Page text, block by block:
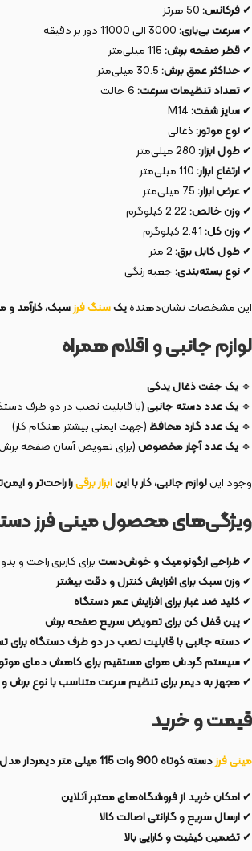
✔فرکانس:
✔سرعت بی‌باری:
✔قطر صفحه برش:
✔حداکثر عمق برش:
✔تعداد تنظیمات سرعت:
✔سایز شفت:
✔نوع موتور:ذغالی
✔طول ابزار:
✔ارتفاع ابزار:
✔عرض ابزار:
✔وزن خالص:
✔وزن کل:
✔طول کابل برق:
✔نوع بسته‌بندی:جعبه رنگی
این مشخصات نشان‌دهندهیکسنگ فرزسبک، کارآمد و
لوازم جانبی و اقلام همراه
🔹 یک جفت ذغال یدکی
🔹 یک عدد دسته جانبی(با قابلیت نصب در دو طرف
🔹 یک عدد گارد محافظ (جهت ایمنی بیشتر هنگام کار)
🔹 یک عدد آچار مخصوص(برای تعویض آسان صفحه
وجود اینلوازم جانبی، کار با اینابزار برقیرا راحت‌تر و
ویژگی‌های محصول مینی فرز دسته کوتاه 900 وات 115 میلی متر
✔طراحی ارگونومیک و خوش‌دستبرای کاربری راحت و
✔وزن سبک برای افزایش کنترل و دقت بیشتر
✔کلید ضد غبار برای افزایش عمر دستگاه
✔پین قفل کن برای تعویض سریع صفحه برش
✔دسته جانبی با قابلیت نصب در دو طرف دستگاه برای
✔سیستم گردش هوای مستقیم برای کاهش دمای
✔مجهز به دیمر برای تنظیم سرعت متناسب با نوع برش و
قیمت و خرید
مینی فرزدسته کوتاه 900 وات 115 میلی متر دیمردار مدل 3109
✔امکان خرید از فروشگاه‌های معتبر آنلاین
✔ارسال سریع و گارانتی اصالت کالا
✔تضمین کیفیت و کارایی بالا